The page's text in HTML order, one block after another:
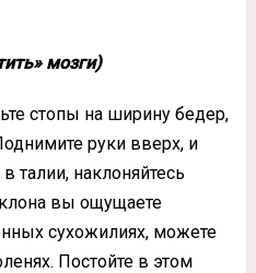
мозги)
стопы на ширину бедер,
руки вверх, и
талии, наклоняйтесь
вы ощущаете
сухожилиях, можете
Постойте в этом